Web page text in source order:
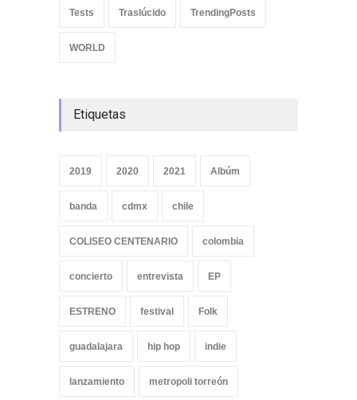
Tests Traslúcido TrendingPosts
WORLD
Etiquetas
2019 2020 2021 Albúm
banda cdmx chile
COLISEO CENTENARIO colombia
concierto entrevista EP
ESTRENO festival Folk
guadalajara hip hop indie
lanzamiento metropoli torreón